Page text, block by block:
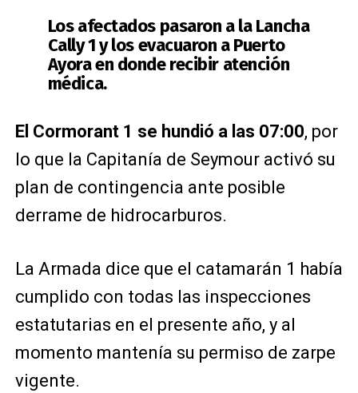
Los afectados pasaron a la Lancha
Cally 1 y los evacuaron a Puerto
Ayora en donde recibir atención
médica.
El Cormorant 1 se hundió a las 07:00, por
lo que la Capitanía de Seymour activó su
plan de contingencia ante posible
derrame de hidrocarburos.
La Armada dice que el catamarán 1 había
cumplido con todas las inspecciones
estatutarias en el presente año, y al
momento mantenía su permiso de zarpe
vigente.